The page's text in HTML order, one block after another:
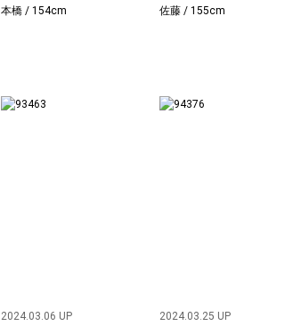
本橋 / 154cm 佐藤 / 155cm
2024.03.06 UP 2024.03.25 UP